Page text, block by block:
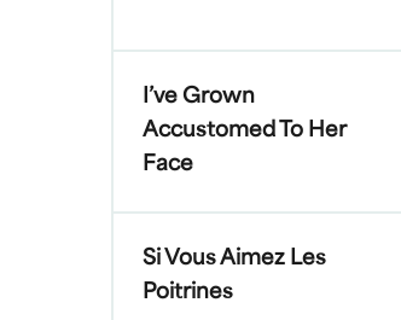
I’ve Grown
Accustomed To Her
Face
Si Vous Aimez Les
Poitrines